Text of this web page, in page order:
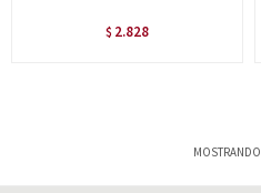
$ 2.828
MOSTRANDO